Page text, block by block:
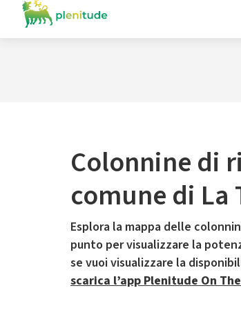
Colonnine di
comune di La
Esplora la mappa delle
punto per visualizzare la
se vuoi visualizzare la
scarica l’app Plenitude On